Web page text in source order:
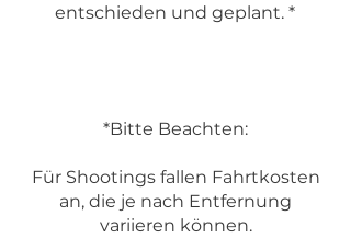
entschieden und geplant. *
*Bitte Beachten:
Für Shootings fallen Fahrtkosten
an, die je nach Entfernung
variieren können.